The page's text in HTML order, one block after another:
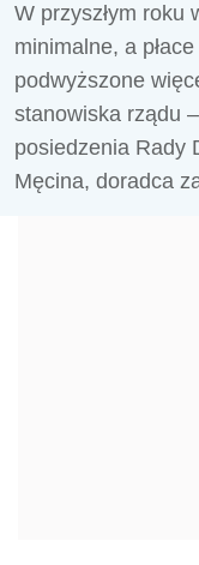
W przyszłym roku
minimalne, a
podwyższone
stanowiska rządu
posiedzenia Rady
Męcina, doradca